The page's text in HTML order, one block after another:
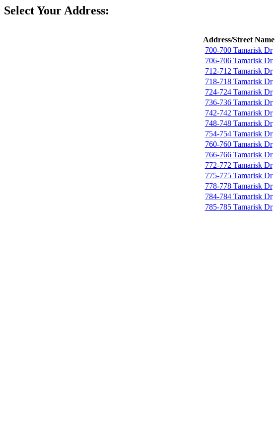
Select Your Address:
Address/Street Name
700-700 Tamarisk Dr
706-706 Tamarisk Dr
712-712 Tamarisk Dr
718-718 Tamarisk Dr
724-724 Tamarisk Dr
736-736 Tamarisk Dr
742-742 Tamarisk Dr
748-748 Tamarisk Dr
754-754 Tamarisk Dr
760-760 Tamarisk Dr
766-766 Tamarisk Dr
772-772 Tamarisk Dr
775-775 Tamarisk Dr
778-778 Tamarisk Dr
784-784 Tamarisk Dr
785-785 Tamarisk Dr